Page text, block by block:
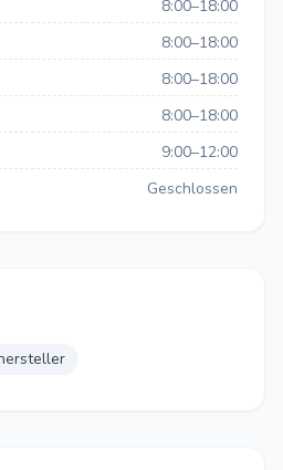
8:00–18:00
8:00–18:00
8:00–18:00
8:00–18:00
9:00–12:00
Geschlossen